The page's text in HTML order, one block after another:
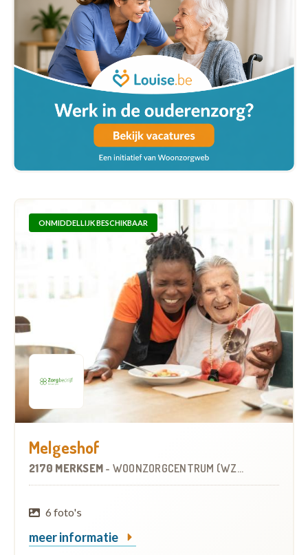
ONMIDDELLIJK BESCHIKBAAR
Melgeshof
2170 MERKSEM - WOONZORGCENTRUM (WZC)
6 foto's
meer informatie